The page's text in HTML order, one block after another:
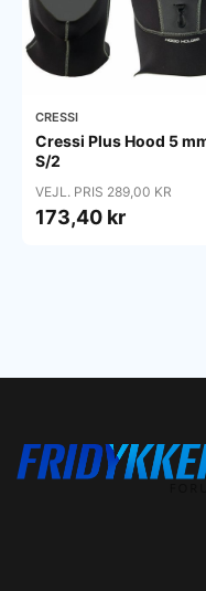
CRESSI
Cressi Plus Hood 5
S/2
VEJL. PRIS 289,00 KR
173,40 kr